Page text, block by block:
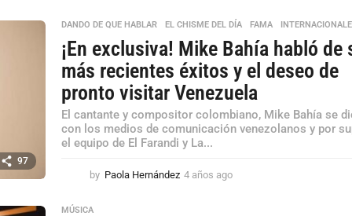
s
a
g
o
97
DANDO DE QUE HABLAR ,EL CHISME DEL DÍA ,FAMA
¡En exclusiva! Mike Bahía habló de
más recientes éxitos y el deseo de
pronto visitar Venezuela
El cantante y compositor colombiano, Mike Bahía se
con los medios de comunicación venezolanos y por
el equipo de El Farandi y La...
by Paola Hernández 4 años ago
MÚSICA